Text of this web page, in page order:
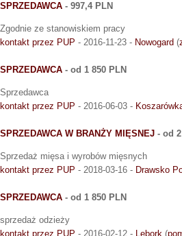
SPRZEDAWCA - 997,4 PLN
Zgodnie ze stanowiskiem pracy
kontakt przez PUP - 2016-11-23 - Nowogard (
SPRZEDAWCA - od 1 850 PLN
Sprzedawca
kontakt przez PUP - 2016-06-03 -
SPRZEDAWCA W BRANŻY MIĘSNEJ - od
Sprzedaż mięsa i wyrobów mięsnych
kontakt przez PUP - 2018-03-16 - Drawsko
SPRZEDAWCA - od 1 850 PLN
sprzedaż odzieży
kontakt przez PUP - 2016-02-12 - Lębork (